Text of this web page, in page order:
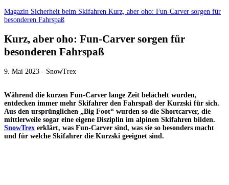
Magazin Sicherheit beim Skifahren Kurz, aber oho: Fun-Carver sorgen für
besonderen Fahrspaß
Kurz, aber oho: Fun-Carver sorgen für
besonderen Fahrspaß
9. Mai 2023 - SnowTrex
Während die kurzen Fun-Carver lange Zeit belächelt wurden,
entdecken immer mehr Skifahrer den Fahrspaß der Kurzski für sich.
Aus den ursprünglichen „Big Foot“ wurden so die Shortcarver, die
mittlerweile sogar eine eigene Disziplin im alpinen Skifahren bilden.
SnowTrex erklärt, was Fun-Carver sind, was sie so besonders macht
und für welche Skifahrer die Kurzski geeignet sind.